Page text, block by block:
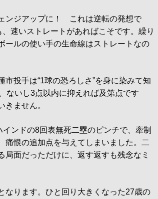
ンジアップに！ これは逆転の発想で
速いストレートがあればこそです。繰り
ールの使い手の生命線はストレートなの
投手は“1球の恐ろしさ”を身に染みて知
ないし3点以内に抑えれば及第点です
きません。
ンドの8回表無死二塁のピンチで、牽制
痛恨の追加点を与えてしまいました。二
面だっただけに、返す返すも残念なミ
ります。ひと回り大きくなった27歳の